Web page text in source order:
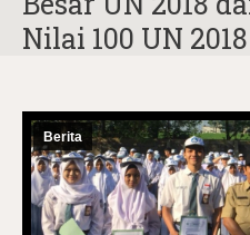
Nilai 100 UN 2018
Berita